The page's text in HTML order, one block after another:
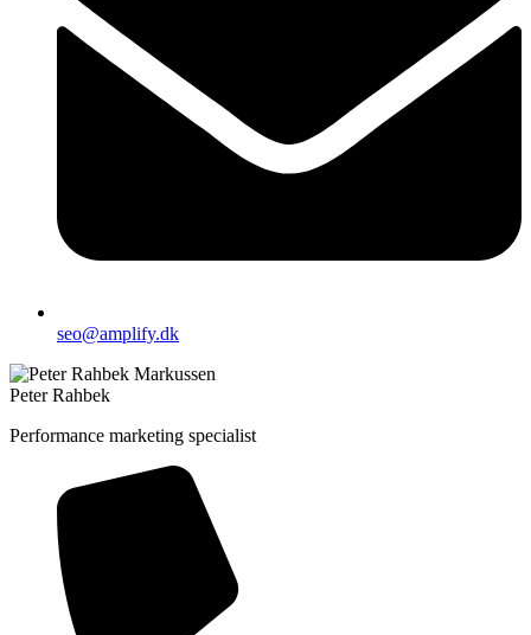
seo@amplify.dk
Peter Rahbek
Performance marketing specialist